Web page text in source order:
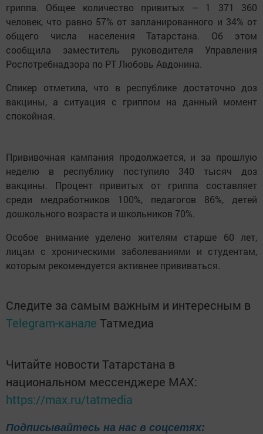
гриппа. Общее количество привитых – 1 371 360
человек, что равно 57% от запланированного и 34% от
общего числа населения Татарстана. Об этом
сообщила заместитель руководителя Управления
Роспотребнадзора по РТ Любовь Авдонина.
Спикер отметила, что в республике достаточно доз
вакцины, а ситуация с гриппом на данный момент
спокойная.
Прививочная кампания продолжается, и за прошлую
неделю в республику поступило 340 тысяч доз
вакцины. Процент привитых от гриппа составляет
среди медработников 100%, педагогов 86%, детей
дошкольного возраста и школьников 70%.
Особое внимание уделено жителям старше 60 лет,
лицам с хроническими заболеваниями и студентам,
которым рекомендуется активнее прививаться.
Следите за самым важным и интересным в
Telegram-канале Татмедиа
Читайте новости Татарстана в
национальном мессенджере MАХ:
https://max.ru/tatmedia
Подписывайтесь на нас в соцсетях: